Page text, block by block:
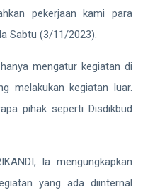
pekerjaan kami para
Sabtu (3/11/2023).
mengatur kegiatan di
melakukan kegiatan luar.
pihak seperti Disdikbud
Ia mengungkapkan
yang ada diinternal